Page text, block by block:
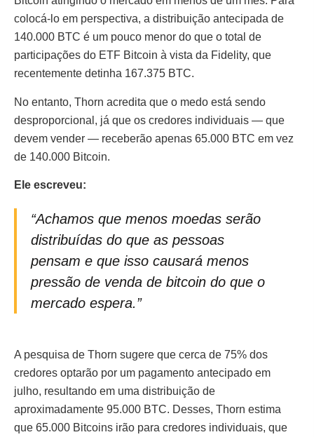
colocá-lo em perspectiva, a distribuição antecipada de
140.000 BTC é um pouco menor do que o total de
participações do ETF Bitcoin à vista da Fidelity, que
recentemente detinha 167.375 BTC.
No entanto, Thorn acredita que o medo está sendo
desproporcional, já que os credores individuais — que
devem vender — receberão apenas 65.000 BTC em vez
de 140.000 Bitcoin.
Ele escreveu:
“Achamos que menos moedas serão
distribuídas do que as pessoas
pensam e que isso causará menos
pressão de venda de bitcoin do que o
mercado espera.”
A pesquisa de Thorn sugere que cerca de 75% dos
credores optarão por um pagamento antecipado em
julho, resultando em uma distribuição de
aproximadamente 95.000 BTC. Desses, Thorn estima
que 65.000 Bitcoins irão para credores individuais, que